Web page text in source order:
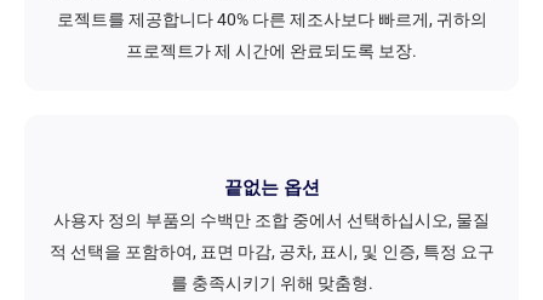
로젝트를 제공합니다 40% 다른 제조사보다 빠르게, 귀하의
프로젝트가 제 시간에 완료되도록 보장.
끝없는 옵션
사용자 정의 부품의 수백만 조합 중에서 선택하십시오, 물질
적 선택을 포함하여, 표면 마감, 공차, 표시, 및 인증, 특정 요구
를 충족시키기 위해 맞춤형.